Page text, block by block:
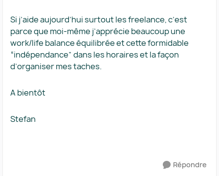
Si j’aide aujourd’hui surtout les freelance, c’est
parce que moi-même j’apprécie beaucoup une
work/life balance équilibrée et cette formidable
“indépendance” dans les horaires et la façon
d’organiser mes taches.
A bientôt
Stefan
Répondre